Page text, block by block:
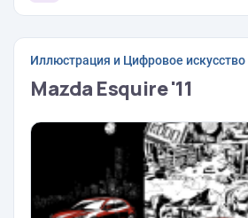
Иллюстрация и Цифровое искусство
Mazda Esquire '11